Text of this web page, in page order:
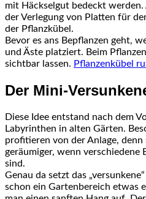
mit Häckselgut bedeckt
der Verlegung von Platten für
der Pflanzkübel.
Bevor es ans Bepflanzen geht,
und Äste platziert. Beim
sichtbar lassen. Pflanzenkübel
Der Mini-
Diese Idee entstand nach dem
Labyrinthen in alten Gärten.
profitieren von der Anlage,
geräumiger, wenn verschiedene
sind.
Genau da setzt das
schon ein Gartenbereich etwas